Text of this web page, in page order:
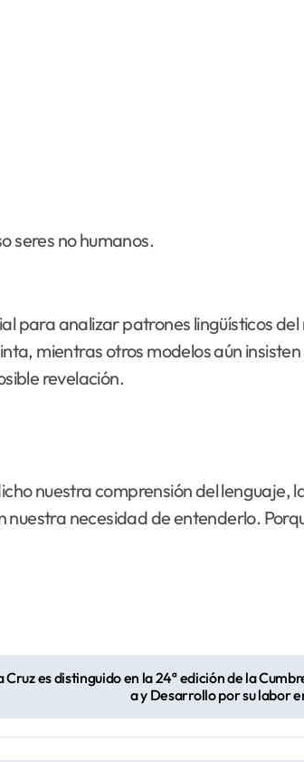
seres no humanos.
para analizar patrones lingüísticos
mientras otros modelos aún
revelación.
nuestra comprensión del lenguaje,
nuestra necesidad de entenderlo.
Cruz es distinguido en la 24ª edición de la
a y Desarrollo por su labor